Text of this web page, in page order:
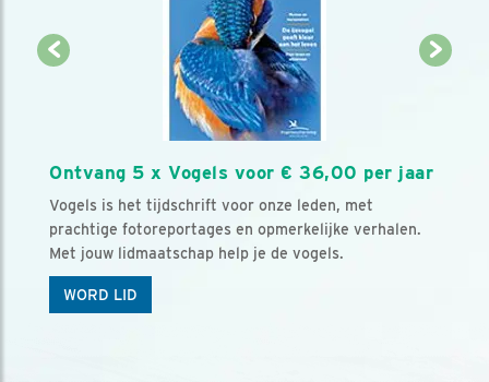
Ontvang 5 x Vogels voor € 36,00 per jaar
Vogels is het tijdschrift voor onze leden, met
prachtige fotoreportages en opmerkelijke verhalen.
Met jouw lidmaatschap help je de vogels.
WORD LID